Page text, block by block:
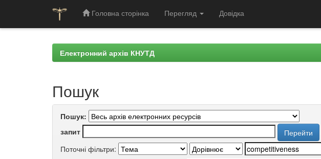
Головна сторінка Перегляд Довідка
Електронний архів КНУТД
Пошук
Пошук:
запит
Поточні фільтри: